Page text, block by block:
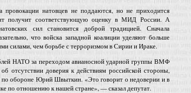
провокации натовцев не поддаются, но не приходится
получит соответствующую оценку в МИД России. А
сил становится доброй традицией. Сначала
что войска западной коалиции уделяют больше
силами, чем борьбе с терроризмом в Сирии и Ираке.
НАТО за переходом авианосной ударной группы ВМФ
отсутствии доверия к действиям российской стороны,
по обороне Юрий Швыткин. «Это говорит о недоверии и в
по отношению к нашей стране», — сказал депутат.